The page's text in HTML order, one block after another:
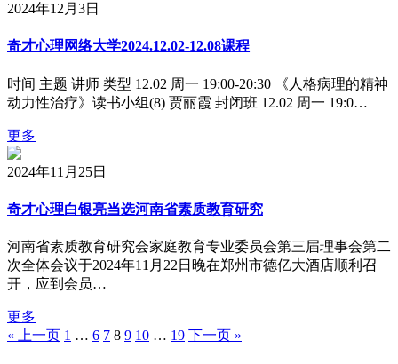
2024年12月3日
奇才心理网络大学2024.12.02-12.08课程
时间 主题 讲师 类型 12.02 周一 19:00-20:30 《人格病理的精神
动力性治疗》读书小组(8) 贾丽霞 封闭班 12.02 周一 19:0…
更多
2024年11月25日
奇才心理白银亮当选河南省素质教育研究
河南省素质教育研究会家庭教育专业委员会第三届理事会第二
次全体会议于2024年11月22日晚在郑州市德亿大酒店顺利召
开，应到会员…
更多
« 上一页 1 … 6 7 8 9 10 … 19 下一页 »